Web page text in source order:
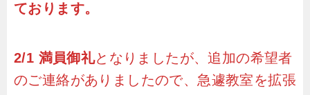
ております。
2/1 満員御礼となりましたが、追加の希望者
のご連絡がありましたので、急遽教室を拡張